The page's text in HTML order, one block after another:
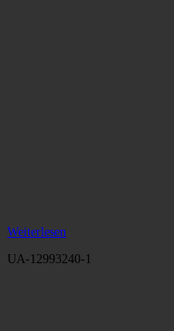
Weiterlesen
UA-12993240-1